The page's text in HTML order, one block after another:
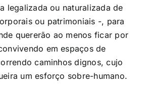
legalizada ou naturalizada de
ou patrimoniais -, para
quererão ao menos ficar por
em espaços de
caminhos dignos, cujo
um esforço sobre-humano.